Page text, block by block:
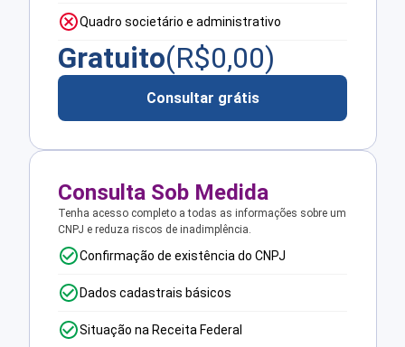
Quadro societário e administrativo
Gratuito(R$0,00)
Consultar grátis
Consulta Sob Medida
Tenha acesso completo a todas as informações sobre um
CNPJ e reduza riscos de inadimplência.
Confirmação de existência do CNPJ
Dados cadastrais básicos
Situação na Receita Federal